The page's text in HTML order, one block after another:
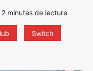
minutes de lecture
Switch